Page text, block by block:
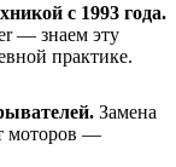
с 1993 года.
— знаем эту
практике.
Замена
моторов —